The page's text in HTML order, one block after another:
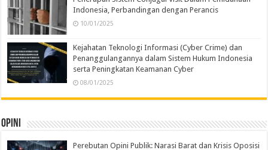
Indonesia, Perbandingan dengan Perancis
10/01/2025
Kejahatan Teknologi Informasi (Cyber Crime) dan
Penanggulangannya dalam Sistem Hukum Indonesia
serta Peningkatan Keamanan Cyber
08/01/2025
Opini
Perebutan Opini Publik: Narasi Barat dan Krisis Oposisi